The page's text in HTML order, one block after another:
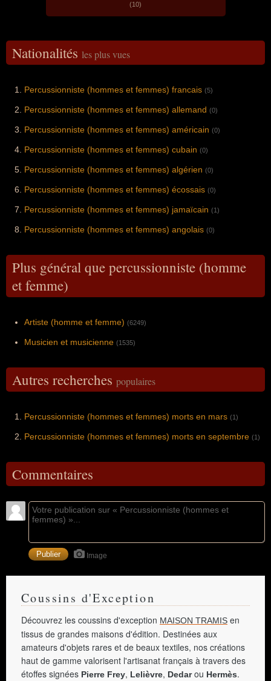
(10)
Nationalités les plus vues
Percussionniste (hommes et femmes) francais (5)
Percussionniste (hommes et femmes) allemand (0)
Percussionniste (hommes et femmes) américain (0)
Percussionniste (hommes et femmes) cubain (0)
Percussionniste (hommes et femmes) algérien (0)
Percussionniste (hommes et femmes) écossais (0)
Percussionniste (hommes et femmes) jamaïcain (1)
Percussionniste (hommes et femmes) angolais (0)
Plus général que percussionniste (homme
et femme)
Artiste (homme et femme) (6249)
Musicien et musicienne (1535)
Autres recherches populaires
Percussionniste (hommes et femmes) morts en mars (1)
Percussionniste (hommes et femmes) morts en septembre (1)
Commentaires
Image
Coussins d'Exception
Découvrez les coussins d'exception MAISON TRAMIS en
tissus de grandes maisons d'édition. Destinées aux
amateurs d'objets rares et de beaux textiles, nos créations
haut de gamme valorisent l'artisanat français à travers des
étoffes signées Pierre Frey, Lelièvre, Dedarou Hermès.